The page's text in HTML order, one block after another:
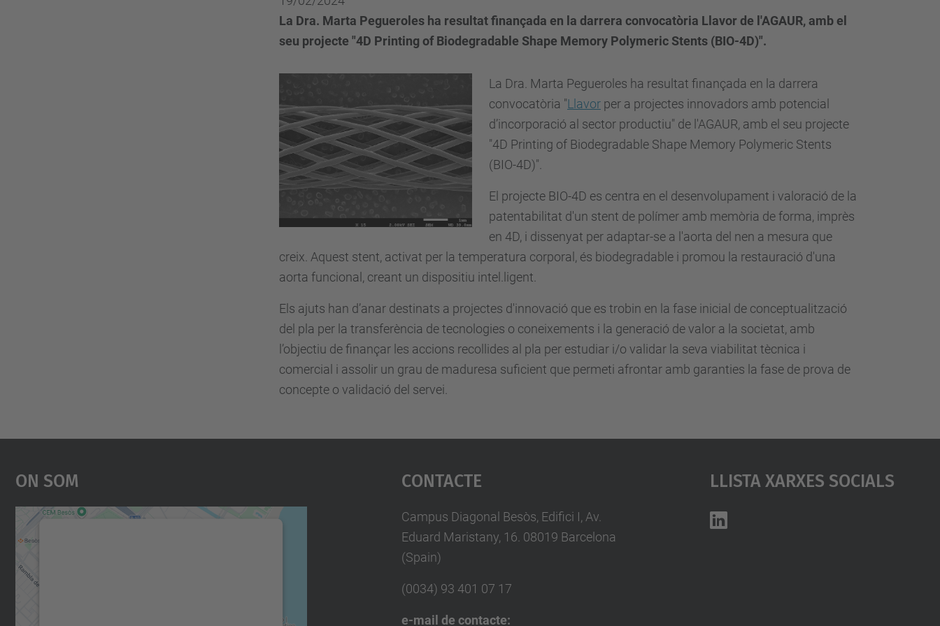
La Dra. Marta Pegueroles ha resultat finançada en la darrera convocatòria Llavor de l'AGAUR, amb el
seu projecte "4D Printing of Biodegradable Shape Memory Polymeric Stents (BIO-4D)".
La Dra. Marta Pegueroles ha resultat finançada en la darrera
convocatòria "Llavor per a projectes innovadors amb potencial
d’incorporació al sector productiu" de l'AGAUR, amb el seu projecte
"4D Printing of Biodegradable Shape Memory Polymeric Stents
(BIO-4D)".
El projecte BIO-4D es centra en el desenvolupament i valoració de la
patentabilitat d'un stent de polímer amb memòria de forma, imprès
en 4D, i dissenyat per adaptar-se a l'aorta del nen a mesura que
creix. Aquest stent, activat per la temperatura corporal, és biodegradable i promou la restauració d'una
aorta funcional, creant un dispositiu intel.ligent.
Els ajuts han d’anar destinats a projectes d'innovació que es trobin en la fase inicial de conceptualització
del pla per la transferència de tecnologies o coneixements i la generació de valor a la societat, amb
l’objectiu de finançar les accions recollides al pla per estudiar i/o validar la seva viabilitat tècnica i
comercial i assolir un grau de maduresa suficient que permeti afrontar amb garanties la fase de prova de
concepte o validació del servei.
On Som Contacte
Campus Diagonal Besòs, Edifici I, Av.
Eduard Maristany, 16. 08019 Barcelona
(Spain)
(0034) 93 401 07 17
e-mail de contacte:
Llista Xarxes Socials